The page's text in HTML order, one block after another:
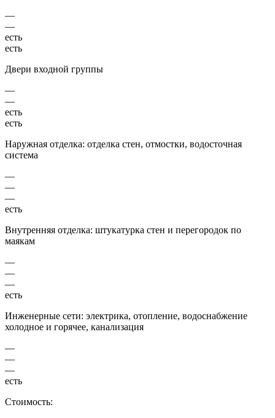
—
—
есть
есть
Двери входной группы
—
—
есть
есть
Наружная отделка: отделка стен, отмостки, водосточная
система
—
—
—
есть
Внутренняя отделка: штукатурка стен и перегородок по
маякам
—
—
—
есть
Инженерные сети: электрика, отопление, водоснабжение
холодное и горячее, канализация
—
—
—
есть
Стоимость: